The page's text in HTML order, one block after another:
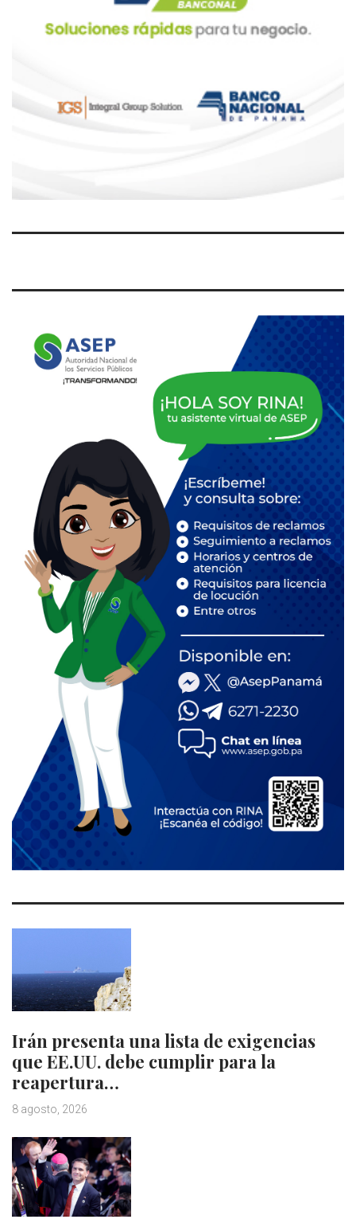
Irán presenta una lista de exigencias
que EE.UU. debe cumplir para la
reapertura…
8 agosto, 2026